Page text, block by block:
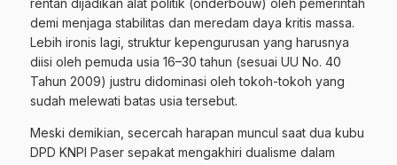
rentan dijadikan alat politik (onderbouw) oleh pemerintah
demi menjaga stabilitas dan meredam daya kritis massa.
Lebih ironis lagi, struktur kepengurusan yang harusnya
diisi oleh pemuda usia 16–30 tahun (sesuai UU No. 40
Tahun 2009) justru didominasi oleh tokoh-tokoh yang
sudah melewati batas usia tersebut.
Meski demikian, secercah harapan muncul saat dua kubu
DPD KNPI Paser sepakat mengakhiri dualisme dalam